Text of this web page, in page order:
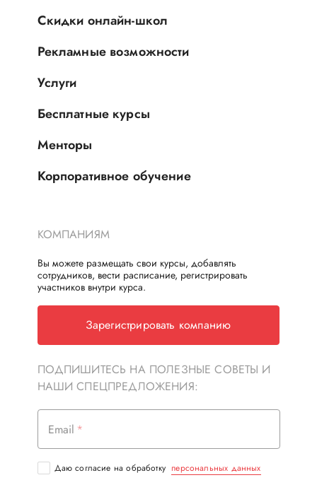
Скидки онлайн-школ
Рекламные возможности
Услуги
Бесплатные курсы
Менторы
Корпоративное обучение
КОМПАНИЯМ
Вы можете размещать свои курсы, добавлять
сотрудников, вести расписание, регистрировать
участников внутри курса.
Зарегистрировать компанию
ПОДПИШИТЕСЬ НА ПОЛЕЗНЫЕ СОВЕТЫ И
НАШИ СПЕЦПРЕДЛОЖЕНИЯ:
Email
Даю согласие на обработку персональных данных